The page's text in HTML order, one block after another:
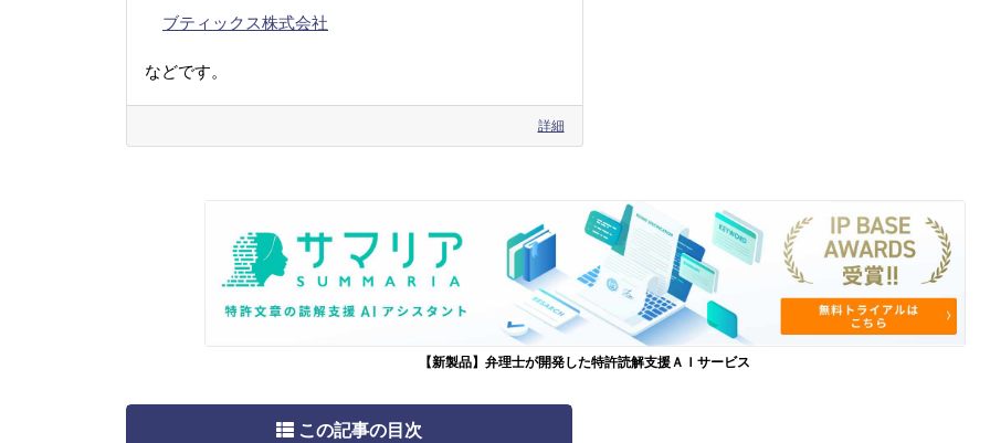
ブティックス株式会社
などです。
詳細
【新製品】弁理士が開発した特許読解支援ＡＩサービス
この記事の目次